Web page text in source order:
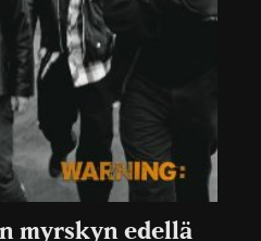
myrskyn edellä